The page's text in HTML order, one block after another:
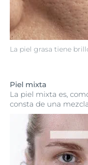
La piel grasa tiene
Piel mixta
La piel mixta es,
consta de una